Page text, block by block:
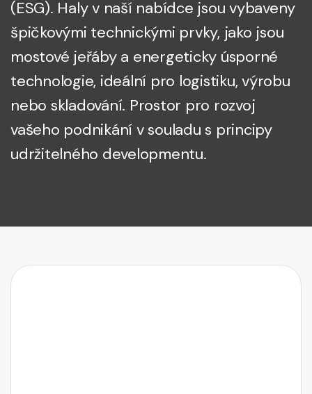
(ESG). Haly v naší nabídce jsou vybaveny
špičkovými technickými prvky, jako jsou
mostové jeřáby a energeticky úsporné
technologie, ideální pro logistiku, výrobu
nebo skladování. Prostor pro rozvoj
vašeho podnikání v souladu s principy
udržitelného developmentu.